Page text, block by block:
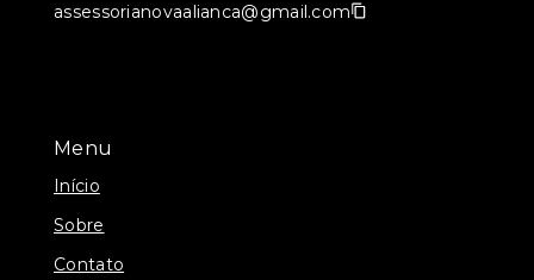
Menu
Início
Sobre
Contato
assessorianovaalianca@gmail.com